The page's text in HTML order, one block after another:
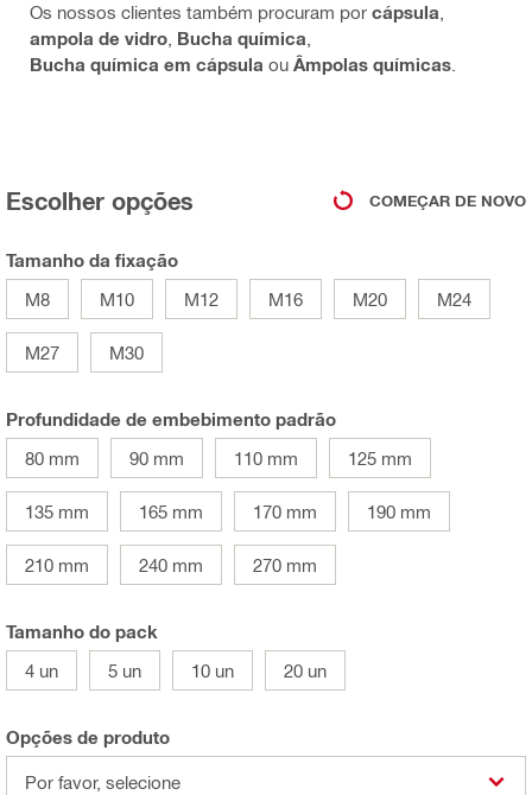
Os nossos clientes também procuram por cápsula
ampola de vidro Bucha química
Bucha química em cápsula ou Âmpolas químicas
Escolher opções COMEÇAR DE NOVO
Tamanho da fixação
M8
M10 M12 M16 M20 M24
M27 M30
Profundidade de embebimento padrão
80 mm
90 mm 110 mm 125 mm
135 mm 165 mm 170 mm 190 mm
210 mm 240 mm 270 mm
Tamanho do pack
4 un
5 un 10 un 20 un
Opções de produto
Por favor, selecione